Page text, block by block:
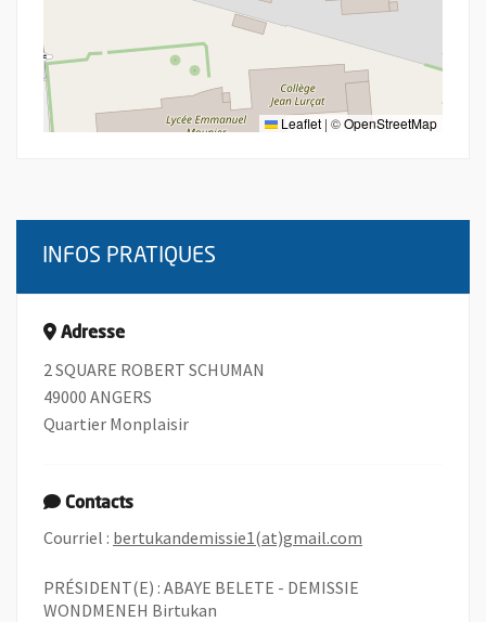
Leaflet | ©OpenStreetMap
INFOS PRATIQUES
Adresse
2 SQUARE ROBERT SCHUMAN
49000 ANGERS
Quartier Monplaisir
Contacts
Courriel : bertukandemissie1(at)gmail.com
PRÉSIDENT(E) : ABAYE BELETE - DEMISSIE
WONDMENEH Birtukan